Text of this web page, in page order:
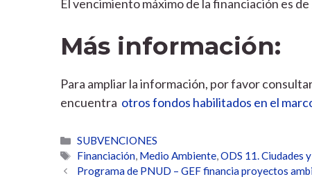
El vencimiento máximo de la financiación es
Más información:
Para ampliar la información, por favor
encuentra otros fondos habilitados en el
Categorías
SUBVENCIONES
Etiquetas
Financiación, Medio Ambiente,ODS 11. Ciudades
Programa de PNUD – GEF financia proyectos